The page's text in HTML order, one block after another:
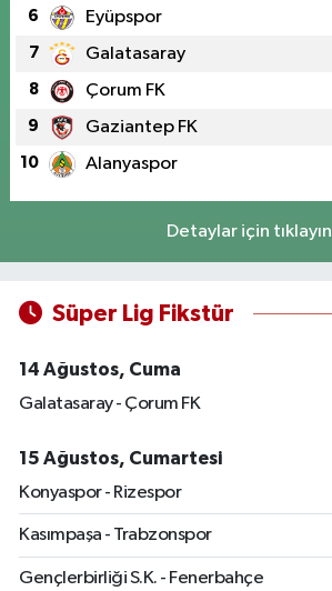
6 Eyüpspor
7 Galatasaray
8 Çorum FK
9 Gaziantep FK
10 Alanyaspor
Detaylar için tıklayın
Süper Lig Fikstür
14 Ağustos, Cuma
Galatasaray - Çorum FK
15 Ağustos, Cumartesi
Konyaspor - Rizespor
Kasımpaşa - Trabzonspor
Gençlerbirliği S.K. - Fenerbahçe